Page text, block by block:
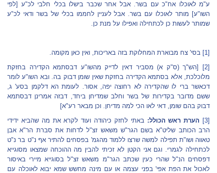
ע"מ לאוכלו אח"כ עם בשר. אבל אחר שכבר בישלו בכלי חלבי לכ"ע [לפי
השו"ע] מותר לאוכלו עם בשר. אבל לעניין לחממו בכלי של בשר ודאי לכ"ע
שמותר לעשות כן לכתחילה ואפילו על מנת כן.
[1]
בסי' צח מבוארת המחלוקת בזה באריכות, ואין כאן מקומה.
[2]
[הש"ך (ס"ק א) מסביר דאין לדייק מהשו"ע דבסתמא הקדירה בחזקת
מלוכלכת, אלא בסתמא הקדירה בחזקת שאין שומן דבוק בה. ובא השו"ע לומר
דכאשר ברי לו שהקדירה לא רחוצה יפה, אסור. לעומת הא דלקמן בסע' ג,
ששם מדובר בקדירות של בשר וחלב שמדיחן ביחד, דבזה אמרינן דבסתמא
דבוק בהם שומן, דאי לאו הכי למה מדיחן. וכן מבאר רע"א]
[3]
הערת ראש הכולל:באתי לחזק כיהודה ועוד לקרא את מה שהביא ידידי
הרב הכותב שליט"א בשם הגר"ש משאש זצ"ל לדחות את סברת הר"א אבן
טאווה ושו"ת תפילה למשה שרצו ללמוד מהגמ' בפסחים להתיר אף נ"ט בר נ"ט
לכתחילה לגמרי. וגם אני הקטן לא זכיתי להבין מה ההוכחה שמצאו מסוגייא
דפסחים הנ"ל שהרי כעין שכתב הגר"מ משאש זצ"ל בסוגייא מיירי באיסור
לאכול את הפת אפי' בפני עצמה או עם מינה מחשש שמא יבוא לאוכלה עם